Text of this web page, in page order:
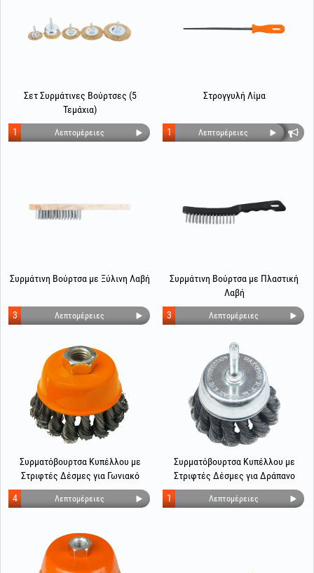
Σετ Συρμάτινες Βούρτσες (5
Τεμάχια)
Λεπτομέρειες
1
Στρογγυλή Λίμα
Λεπτομέρειες
1
Συρμάτινη Βούρτσα με Ξύλινη Λαβή
Λεπτομέρειες
3
Συρμάτινη Βούρτσα με Πλαστική
Λαβή
Λεπτομέρειες
3
Συρματόβουρτσα Κυπέλλου με
Στριφτές Δέσμες για Γωνιακό
Τροχό
Λεπτομέρειες
4
Συρματόβουρτσα Κυπέλλου με
Στριφτές Δέσμες για Δράπανο
Λεπτομέρειες
1